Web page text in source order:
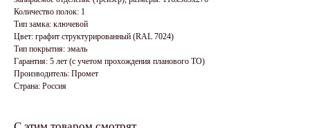
Количество полок: 1
Тип замка: ключевой
Цвет: графит структурированный (RAL 7024)
Тип покрытия: эмаль
Гарантия: 5 лет (с учетом прохождения планового ТО)
Производитель: Промет
Страна: Россия